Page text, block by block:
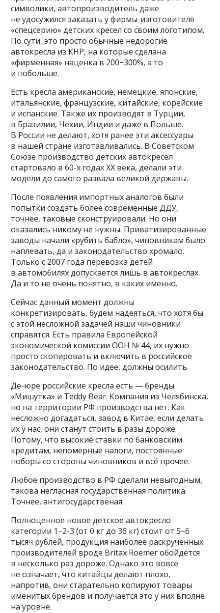
символики, автопроизводитель даже
не удосужился заказать у фирмы-изготовителя
«спецсерию» детских кресел со своим логотипом.
По сути, это просто обычные недорогие
автокресла из КНР, на которые сделана
«фирменная» наценка в 200−300%, а то
и побольше.
Есть кресла американские, немецкие, японские,
итальянские, французские, китайские, корейские
и испанские. Также их производят в Турции,
в Бразилии, Чехии, Индии и даже в Польше.
В России не делают, хотя ранее эти аксессуары
в нашей стране изготавливались. В Советском
Союзе производство детских автокресел
стартовало в 60-х годах ХХ века, делали эти
модели до самого развала великой державы.
После появления импортных аналогов были
попытки создать более современные ДДУ,
точнее, таковые сконструировали. Но они
оказались никому не нужны. Приватизированные
заводы начали «рубить бабло», чиновникам было
наплевать, да и законодательство хромало.
Только с 2007 года перевозка детей
в автомобилях допускается лишь в автокреслах.
Да и то не очень понятно, в каких именно.
Сейчас данный момент должны
конкретизировать, будем надеяться, что хотя бы
с этой несложной задачей наши чиновники
справятся. Есть правила Европейской
экономической комиссии ООН № 44, их нужно
просто скопировать и включить в российское
законодательство. По идее, должны осилить.
Де-юре российские кресла есть — бренды
«Мишутка» и Teddy Bear. Компания из Челябинска,
но на территории РФ производства нет. Как
несложно догадаться, завод в Китае, если делать
их у нас, они станут стоить в разы дороже.
Потому, что высокие ставки по банковским
кредитам, непомерные налоги, постоянные
поборы со стороны чиновников и всё прочее.
Любое производство в РФ сделали невыгодным,
такова негласная государственная политика.
Точнее, антигосударственая.
Полноценное новое детское автокресло
категории 1−2-3 (от 0 кг до 36 кг) стоит от 5−6
тысяч рублей, продукция наиболее раскрученных
производителей вроде Britax Roemer обойдётся
в несколько раз дороже. Однако это вовсе
не означает, что китайцы делают плохо,
напротив, они старательно копируют товары
именитых брендов и получается это у них вполне
на уровне.